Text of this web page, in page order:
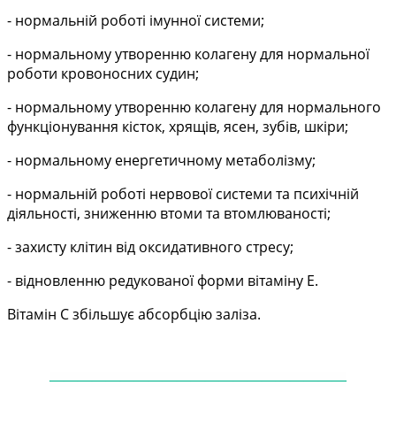
- нормальній роботі імунної системи;
- нормальному утворенню колагену для нормальної
роботи кровоносних судин;
- нормальному утворенню колагену для нормального
функціонування кісток, хрящів, ясен, зубів, шкіри;
- нормальному енергетичному метаболізму;
- нормальній роботі нервової системи та психічній
діяльності, зниженню втоми та втомлюваності;
- захисту клітин від оксидативного стресу;
- відновленню редукованої форми вітаміну Е.
Вітамін С збільшує абсорбцію заліза.
—————————————————————